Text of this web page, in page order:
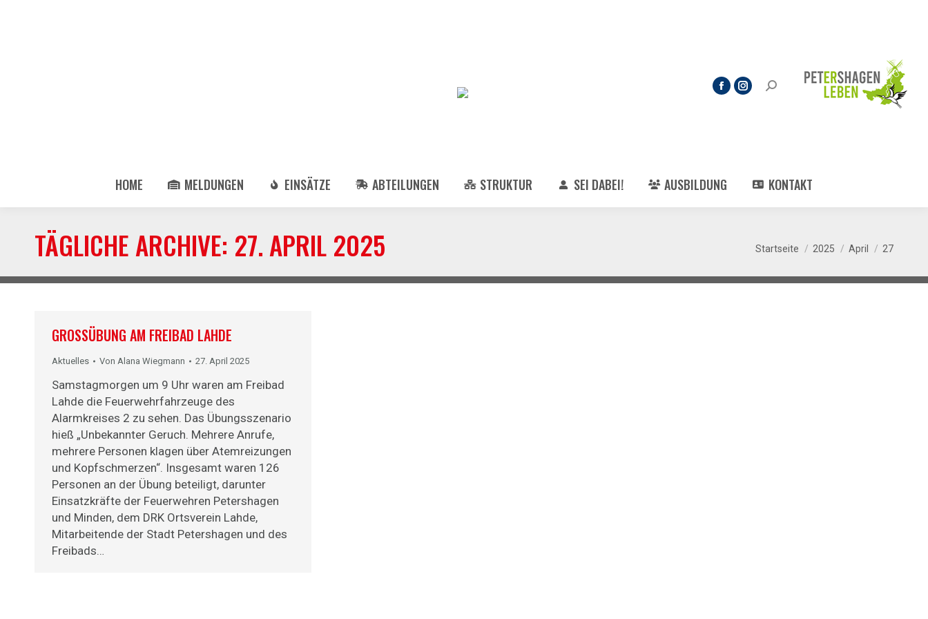
HOME MELDUNGEN EINSÄTZE ABTEILUNGEN STRUKTUR SEI DABEI! AUSBILDUNG KONTAKT
TÄGLICHE ARCHIVE: 27. APRIL 2025 Du bist hier:
Startseite 2025 April 27
GROSSÜBUNG AM FREIBAD LAHDE
Aktuelles Von Alana Wiegmann 27. April 2025
Samstagmorgen um 9 Uhr waren am Freibad
Lahde die Feuerwehrfahrzeuge des
Alarmkreises 2 zu sehen. Das Übungsszenario
hieß „Unbekannter Geruch. Mehrere Anrufe,
mehrere Personen klagen über Atemreizungen
und Kopfschmerzen“. Insgesamt waren 126
Personen an der Übung beteiligt, darunter
Einsatzkräfte der Feuerwehren Petershagen
und Minden, dem DRK Ortsverein Lahde,
Mitarbeitende der Stadt Petershagen und des
Freibads…